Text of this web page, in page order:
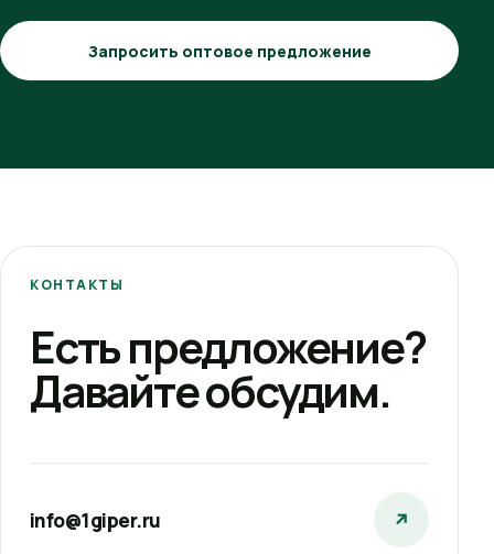
Запросить оптовое предложение
КОНТАКТЫ
Есть предложение?
Давайте обсудим.
info@1giper.ru ↗